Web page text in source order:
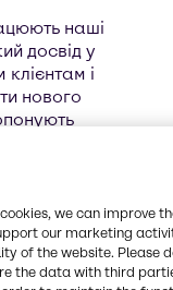
наші
досвід у
і
нового
рецептур, а
до ринкових
цільових
we can improve
our marketing
of the website. Please
the data with third